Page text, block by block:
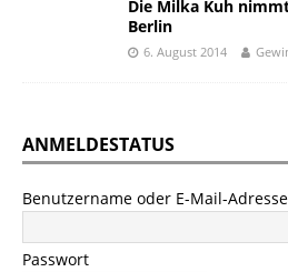
Die Milka Kuh
Berlin
6. August 2014
ANMELDESTATUS
Benutzername oder E-Mail-Adresse
Passwort